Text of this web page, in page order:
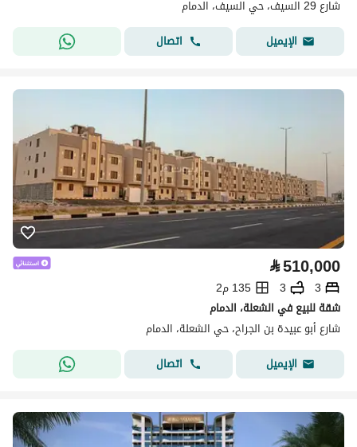
شارع 29 السيف، حي السيف، الدمام
الإيميل
اتصال
⃁510,000
3
3
135 م2
شقة للبيع في الشعلة، الدمام
شارع أبو عبيدة بن الجراح، حي الشعلة، الدمام
الإيميل
اتصال